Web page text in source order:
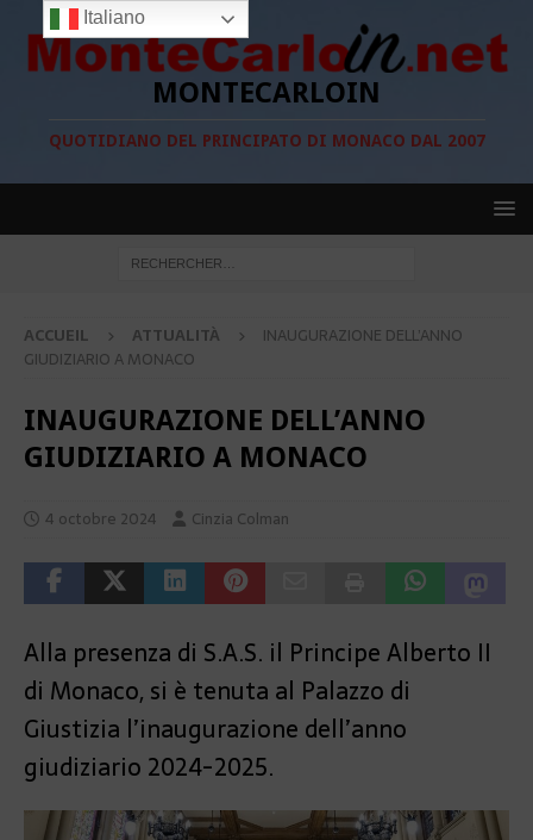
MONTECARLOIN
QUOTIDIANO DEL PRINCIPATO DI MONACO DAL 2007
ACCUEIL ATTUALITÀ
INAUGURAZIONE DELL’ANNO
GIUDIZIARIO A MONACO
INAUGURAZIONE DELL’ANNO
GIUDIZIARIO A MONACO
4 octobre 2024 Cinzia Colman
Alla presenza di S.A.S. il Principe Alberto II
di Monaco, si è tenuta al Palazzo di
Giustizia l’inaugurazione dell’anno
giudiziario 2024-2025.
Italiano